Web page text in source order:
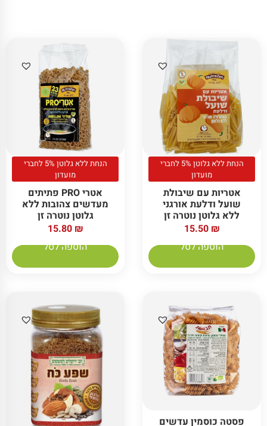
הנחת ללא גלוטן 5% לחברי
מועדון
אטריות עם שיבולת
שועל ודלעת אורגני
ללא גלוטן נוטרה זן
15.50 ₪
הוספה לסל
הנחת ללא גלוטן 5% לחברי
מועדון
אטרי PRO פתיתים
מעדשים צהובות ללא
גלוטן נוטרה זן
15.80 ₪
הוספה לסל
פסטה כוסמין עדשים